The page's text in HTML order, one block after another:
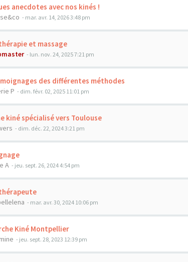
anecdotes avec nos kinés !
- mar. avr. 14, 2026 3:48 pm
et massage
- lun. nov. 24, 2025 7:21 pm
des différentes méthodes
P - dim. févr. 02, 2025 11:01 pm
kiné spécialisé vers Toulouse
- dim. déc. 22, 2024 3:21 pm
A - jeu. sept. 26, 2024 4:54 pm
- mar. avr. 30, 2024 10:06 pm
Kiné Montpellier
- jeu. sept. 28, 2023 12:39 pm